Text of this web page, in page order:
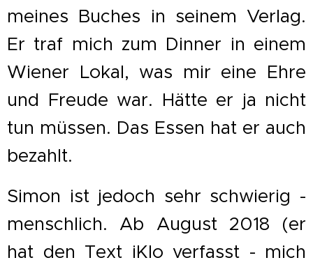
meines Buches in seinem Verlag.
Er traf mich zum Dinner in einem
Wiener Lokal, was mir eine Ehre
und Freude war. Hätte er ja nicht
tun müssen. Das Essen hat er auch
bezahlt.
Simon ist jedoch sehr schwierig -
menschlich. Ab August 2018 (er
hat den Text iKlo verfasst - mich